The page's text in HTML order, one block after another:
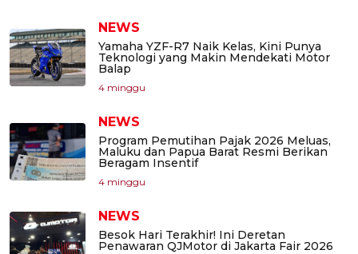
NEWS
Yamaha YZF-R7 Naik Kelas, Kini Punya
Teknologi yang Makin Mendekati Motor
Balap
4 minggu
NEWS
Program Pemutihan Pajak 2026 Meluas,
Maluku dan Papua Barat Resmi Berikan
Beragam Insentif
4 minggu
NEWS
Besok Hari Terakhir! Ini Deretan
Penawaran QJMotor di Jakarta Fair 2026